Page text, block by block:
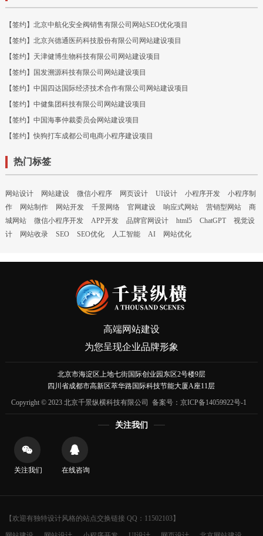
【签约】北京中航化安全阀销售有限公司网站SEO优化项目
【签约】北京兴德通医药科技股份有限公司网站建设项目
【签约】天津健博生物科技有限公司网站建设项目
【签约】国发溯源科技有限公司网站建设项目
【签约】中国四达国际经济技术合作有限公司网站建设项目
【签约】中健集团科技有限公司网站建设项目
【签约】中国海事仲裁委员会网站建设项目
【签约】快狗打车成都公司电商小程序建设项目
热门标签
网站设计 网站建设 微信小程序 网页设计 UI设计 小程序开发
小程序制
作
网站制作 网站开发 千景网络 官网建设 响应式网站 营销型网站
商
城网站
微信小程序开发 APP开发 品牌官网设计 html5 ChatGPT
视觉设
计
网站收录 SEO SEO优化 人工智能 AI 网站优化
高端网站建设
为您呈现企业品牌形象
北京市海淀区上地七街国际创业园东区2号楼9层
四川省成都市高新区萃华路国际科技节能大厦A座11层
Copyright © 2023 北京千景纵横科技有限公司 备案号： 京ICP备14059922号-1
关注我们
关注我们 在线咨询
【欢迎有独特设计风格的站点交换链接 QQ：11502103】